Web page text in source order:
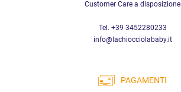
Customer Care a disposizione
Tel. +39 3452280233
info@lachiocciolababy.it
PAGAMENTI